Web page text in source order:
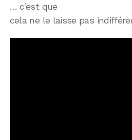
… c’est que
cela ne le laisse pas